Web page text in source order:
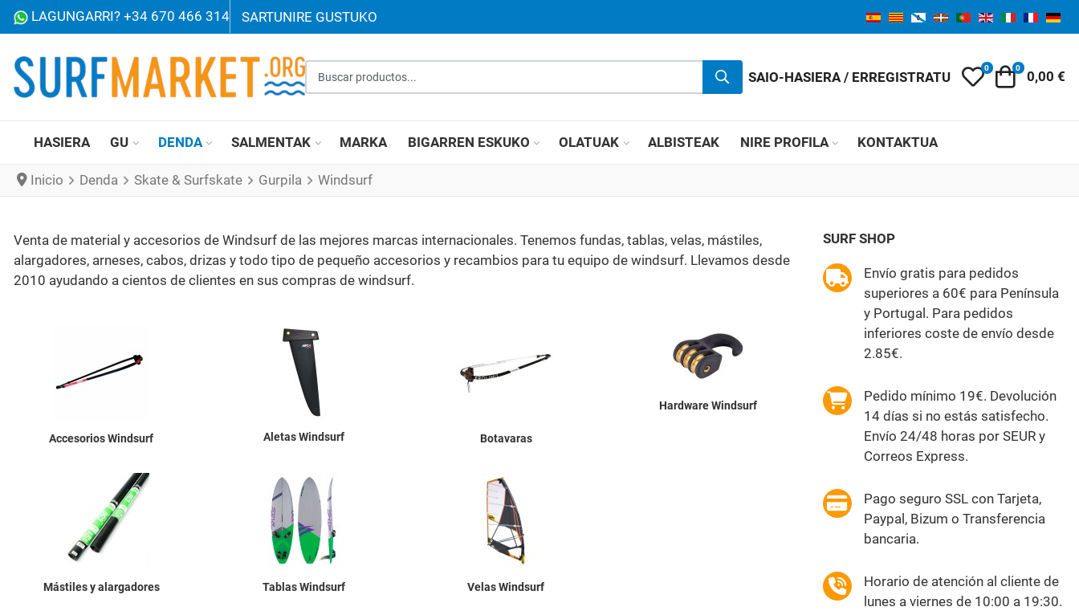
LAGUNGARRI? +34 670 466 314 SARTUNIRE GUSTUKO
Buscar productos... SAIO-HASIERA / ERREGISTRATU My Wishlist
0 Orga
0
0,00 €
HASIERA GU DENDA SALMENTAK MARKA BIGARREN ESKUKO OLATUAK ALBISTEAK NIRE PROFILA KONTAKTUA
Inicio Denda Skate & Surfskate Gurpila Windsurf
Venta de material y accesorios de Windsurf de las mejores marcas internacionales. Tenemos fundas, tablas, velas, mástiles,
alargadores, arneses, cabos, drizas y todo tipo de pequeño accesorios y recambios para tu equipo de windsurf. Llevamos desde
2010 ayudando a cientos de clientes en sus compras de windsurf.
Accesorios Windsurf Aletas Windsurf Botavaras
Hardware Windsurf
Mástiles y alargadores Tablas Windsurf Velas Windsurf
SURF SHOP
Envío gratis para pedidos
superiores a 60€ para Península
y Portugal. Para pedidos
inferiores coste de envío desde
2.85€.
Pedido mínimo 19€. Devolución
14 días si no estás satisfecho.
Envío 24/48 horas por SEUR y
Correos Express.
Pago seguro SSL con Tarjeta,
Paypal, Bizum o Transferencia
bancaria.
Horario de atención al cliente de
lunes a viernes de 10:00 a 19:30.